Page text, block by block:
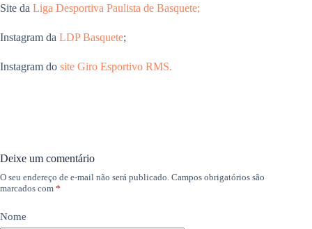
Site da Liga Desportiva Paulista de Basquete;
Instagram da LDP Basquete;
Instagram do site Giro Esportivo RMS.
Deixe um comentário
O seu endereço de e-mail não será publicado. Campos obrigatórios são
marcados com *
Nome